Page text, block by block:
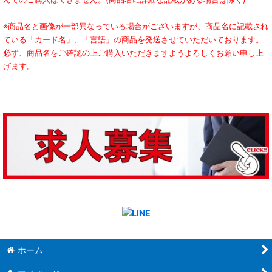
※商品名と画像が一部異なっている場合がございますが、商品名に記載され
ている「カード名」、「言語」の商品を発送させていただいております。
必ず、商品名をご確認の上ご購入いただきますようよろしくお願い申し上
げます。
ホーム